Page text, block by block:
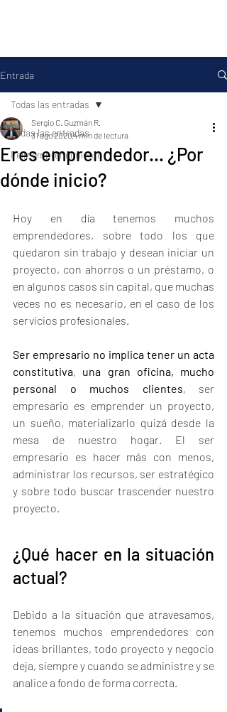
Entrada
Todas las entradas
Feliz emprendimiento
Todas las entradas
Eres emprendedor... ¿Por
dónde inicio?
Sergio C. Guzmán R.
31 ago 20204 min de lectura
Hoy en día tenemos muchos
emprendedores, sobre todo los que
quedaron sin trabajo y desean iniciar un
proyecto, con ahorros o un préstamo, o
en algunos casos sin capital, que muchas
veces no es necesario, en el caso de los
servicios profesionales.
Ser empresario no implica tener un acta
constitutiva, una gran oficina, mucho
personal o muchos clientes, ser
empresario es emprender un proyecto,
un sueño, materializarlo quizá desde la
mesa de nuestro hogar. El ser
empresario es hacer más con menos,
administrar los recursos, ser estratégico
y sobre todo buscar trascender nuestro
proyecto.
¿Qué hacer en la situación
actual?
Debido a la situación que atravesamos,
tenemos muchos emprendedores con
ideas brillantes, todo proyecto y negocio
deja, siempre y cuando se administre y se
analice a fondo de forma correcta.